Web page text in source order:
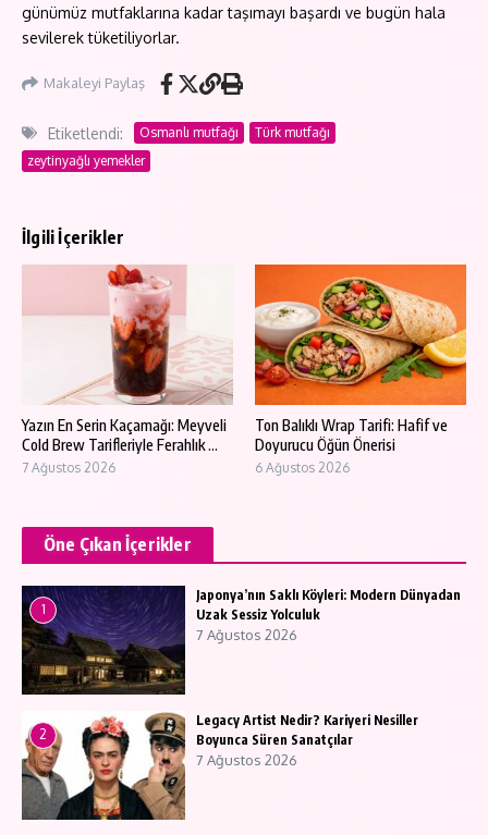
günümüz mutfaklarına kadar taşımayı başardı ve bugün hala
sevilerek tüketiliyorlar.
Makaleyi Paylaş
Etiketlendi: Osmanlı mutfağı
Türk mutfağı
zeytinyağlı yemekler
İlgili İçerikler
Yazın En Serin Kaçamağı: Meyveli
Cold Brew Tarifleriyle Ferahlık ...
7 Ağustos 2026
Ton Balıklı Wrap Tarifi: Hafif ve
Doyurucu Öğün Önerisi
6 Ağustos 2026
Öne Çıkan İçerikler
1
Japonya’nın Saklı Köyleri: Modern Dünyadan
Uzak Sessiz Yolculuk
7 Ağustos 2026
2
Legacy Artist Nedir? Kariyeri Nesiller
Boyunca Süren Sanatçılar
7 Ağustos 2026